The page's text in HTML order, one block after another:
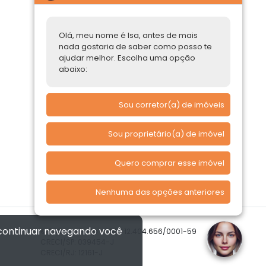
Olá, meu nome é Isa, antes de mais
nada gostaria de saber como posso te
ajudar melhor. Escolha uma opção
abaixo:
Sou corretor(a) de imóveis
Sou proprietário(a) de imóvel
Quero comprar esse imóvel
Nenhuma das opções anteriores
Comprar ou alugar
Quero Comprar
© 2026 Imóvelp • CNPJ 12.404.656/0001-59
navegando você